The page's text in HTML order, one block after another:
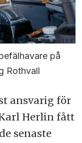
på
Rothvall
ansvarig för
Herlin fått
senaste